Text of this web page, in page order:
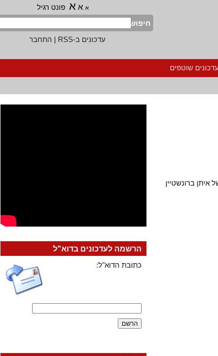
א א פונט רגיל
חיפוש
עדכונים ב-RSS
|התחבר
שוטפים
ברונשטיין
הרשמה לעדכונים בדוא"ל
כתובת הדוא"ל: